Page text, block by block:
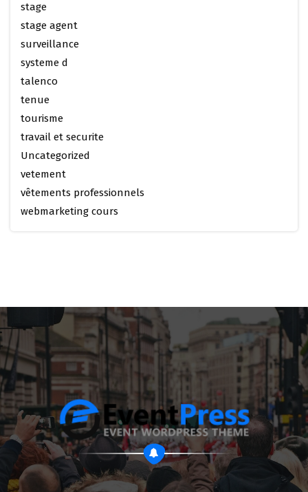
stage
stage agent
surveillance
systeme d
talenco
tenue
tourisme
travail et securite
Uncategorized
vetement
vêtements professionnels
webmarketing cours